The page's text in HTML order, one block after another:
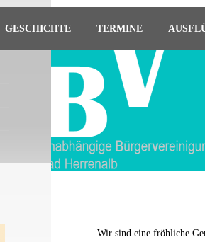
GESCHICHTE TERMINE
Wir sind eine fröhliche